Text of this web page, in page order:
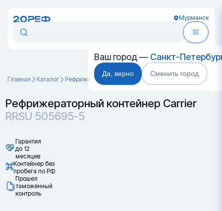
Мурманск
Ваш город — Санкт-
Да, верно Сменить город
Главная Каталог Рефрижераторные контейнеры RRSU 505695-5
Рефрижераторный контейнер Carrier
RRSU 505695-5
Гарантия
до 12
месяцев
Контейнер без
пробега по РФ
Прошел
таможенный
контроль